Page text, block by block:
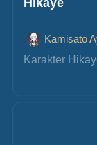
Hikaye
Kamisato
Karakter